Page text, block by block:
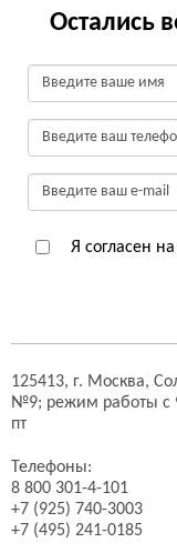
Остались
Я согласен на
125413, г. Москва,
№9; режим работы с
пт
Телефоны:
8 800 301-4-101
+7 (925) 740-3003
+7 (495) 241-0185